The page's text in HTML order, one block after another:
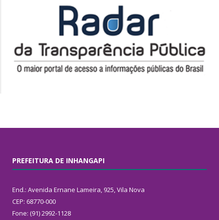
PREFEITURA DE INHANGAPI
End.: Avenida Ernane Lameira, 925, Vila Nova
CEP: 68770-000
Fone: (91) 2992-1128